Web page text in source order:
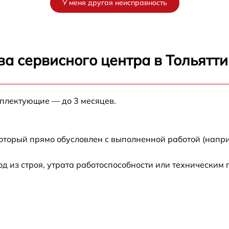
от 60 мин
от 60 мин
У меня другая неисправность
сервисного центра в Тольятти
— до 3 месяцев.
прямо обусловлен с выполненной работой
строя, утрата работоспособности или